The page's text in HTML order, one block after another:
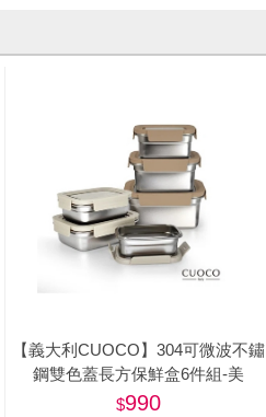
【義大利CUOCO】304可微波不鏽
鋼雙色蓋長方保鮮盒6件組-美
990